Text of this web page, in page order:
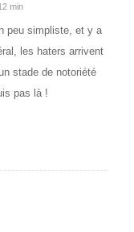
min
peu simpliste, et y a
les haters arrivent
stade de notoriété
pas là !